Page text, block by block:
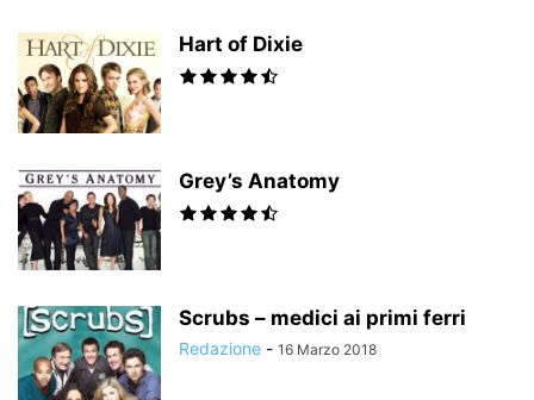
Hart of Dixie
Grey’s Anatomy
Scrubs – medici ai primi ferri
Redazione - 16 Marzo 2018